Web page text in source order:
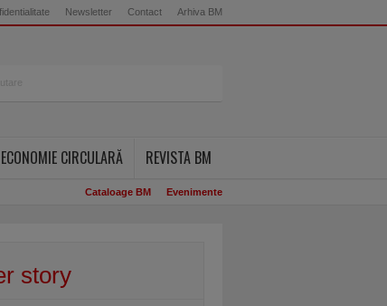
Newsletter Contact Arhiva BM
ECONOMIE CIRCULARĂ REVISTA BM
Cataloage BM Evenimente
story